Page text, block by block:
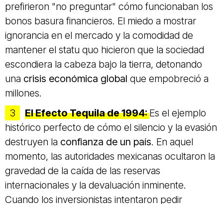
prefirieron "no preguntar" cómo funcionaban los
bonos basura financieros. El miedo a mostrar
ignorancia en el mercado y la comodidad de
mantener el statu quo hicieron que la sociedad
escondiera la cabeza bajo la tierra, detonando
una crisis económica global que empobreció a
millones.
El Efecto Tequila de 1994: Es el ejemplo
histórico perfecto de cómo el silencio y la evasión
destruyen la confianza de un país. En aquel
momento, las autoridades mexicanas ocultaron la
gravedad de la caída de las reservas
internacionales y la devaluación inminente.
Cuando los inversionistas intentaron pedir